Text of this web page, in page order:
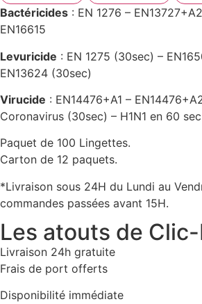
Bactéricides : EN 1276 –
EN16615
Levuricide : EN 1275 (30sec) –
EN13624 (30sec)
Virucide : EN14476+A1 –
Coronavirus (30sec) – H1N1 en 60 sec
Paquet de 100 Lingettes.
Carton de 12 paquets.
*Livraison sous 24H du Lundi au
commandes passées avant 15H.
Les atouts de
Livraison 24h gratuite
Frais de port offerts
Disponibilité immédiate